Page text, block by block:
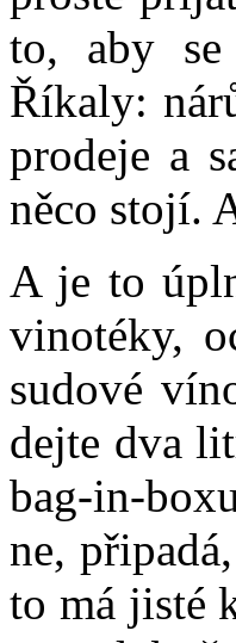
to, aby se
Říkaly:
prodeje a
něco stojí.
A je to
vinotéky,
sudové
dejte dva
bag-in-
ne,
to má jisté